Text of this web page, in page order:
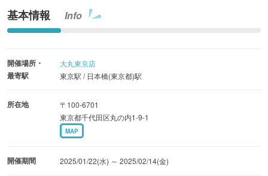
チョコレート「スノーボール ごろり」や、なめらかな口ど
けの生チョコレートをカリッとしたラングドシャでサンド
感が魅力のクリスピーミルクチョコレート「森ノ木」に、
北海道産のフリーズドライイチゴを組み合わせたバレンタ
インらしいフレーバーの「森ノ木 赤」が新登場します。素
材へのこだわりから「冬季限定スイーツ」として、冬限定
で販売する「SNOWS」は、常設店を持たず、オンライン
楽しめる北海道発のスイーツ。直営の放牧酪農場で搾った
基本情報 Info
開催場所・
最寄駅
大丸東京店
東京駅 / 日本橋(東京都)駅
所在地
〒100-6701
東京都千代田区丸の内1-9-1
MAP
開催期間 2025/01/22(水) ～ 2025/02/14(金)